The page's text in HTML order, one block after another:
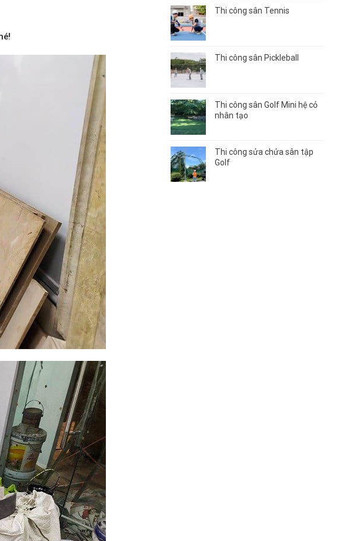
Thi công sân Tennis
Thi công sân Pickleball
Thi công sân Golf Mini hệ cỏ
nhân tạo
Thi công sửa chửa sân tập
Golf